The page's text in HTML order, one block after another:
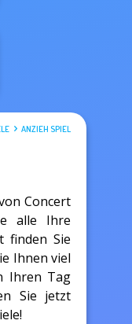
ANZIEH SPIELE
Concert
alle Ihre
finden Sie
Ihnen viel
Ihren Tag
Sie jetzt